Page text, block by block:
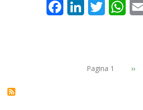
FacebookLinkedInTwitter
PAGINAZIONEPagina 1 ››